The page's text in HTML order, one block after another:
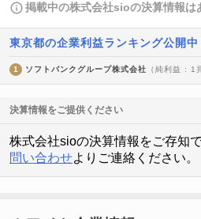
掲載中の株式会社sioの決算情報は
東京都の企業利益ランキング公開中
1 ソフトバンクグループ株式会社 （純利益 : 1
決算情報をご提供ください
株式会社sioの決算情報をご存知
問い合わせよりご連絡ください。